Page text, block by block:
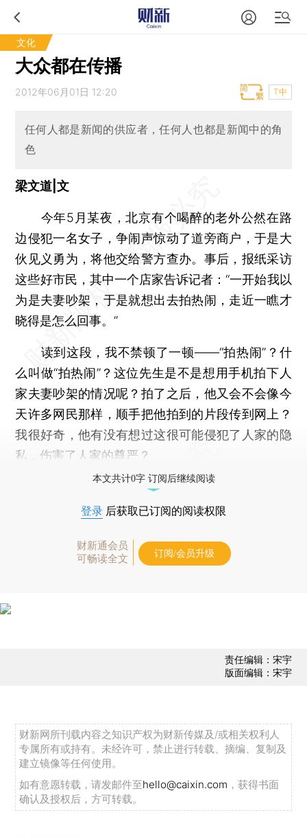
文化
大众都在传播
2012年06月01日 12:20 T中
任何人都是新闻的供应者，任何人也都是新闻中的角
色
梁文道|文
今年5月某夜，北京有个喝醉的老外公然在路
边侵犯一名女子，争闹声惊动了道旁商户，于是大
伙见义勇为，将他交给警方查办。事后，报纸采访
这些好市民，其中一个店家告诉记者：“一开始我以
为是夫妻吵架，于是就想出去拍热闹，走近一瞧才
晓得是怎么回事。”
读到这段，我不禁顿了一顿——“拍热闹”？什
么叫做“拍热闹”？这位先生是不是想用手机拍下人
家夫妻吵架的情况呢？拍了之后，他又会不会像今
天许多网民那样，顺手把他拍到的片段传到网上？
我很好奇，他有没有想过这很可能侵犯了人家的隐
私，伤害了人家的尊严？
本文共计0字 订阅后继续阅读
登录 后获取已订阅的阅读权限
财新通会员
可畅读全文
订阅/会员升级
责任编辑：宋宇
版面编辑：宋宇
财新网所刊载内容之知识产权为财新传媒及/或相关权利人
专属所有或持有。未经许可，禁止进行转载、摘编、复制及
建立镜像等任何使用。
如有意愿转载，请发邮件至hello@caixin.com ，获得书面
确认及授权后，方可转载。